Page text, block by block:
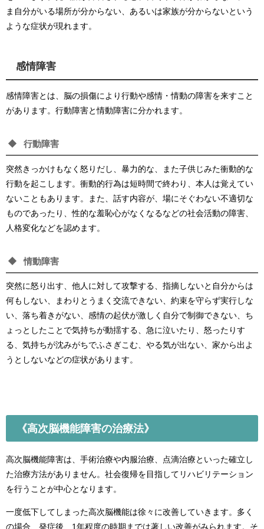
ま自分がいる場所が分からない、あるいは家族が分からないという
ような症状が現れます。
感情障害
感情障害とは、脳の損傷により行動や感情・情動の障害を来すこと
があります。行動障害と情動障害に分かれます。
行動障害
突然きっかけもなく怒りだし、暴力的な、また子供じみた衝動的な
行動を起こします。衝動的行為は短時間で終わり、本人は覚えてい
ないこともあります。また、話す内容が、場にそぐわない不適切な
ものであったり、性的な羞恥心がなくなるなどの社会活動の障害、
人格変化などを認めます。
情動障害
突然に怒り出す、他人に対して攻撃する、指摘しないと自分からは
何もしない、まわりとうまく交流できない、約束を守らず実行しな
い、落ち着きがない、感情の起伏が激しく自分で制御できない、ち
ょっとしたことで気持ちが動揺する、急に泣いたり、怒ったりす
る、気持ちが沈みがちでふさぎこむ、やる気が出ない、家から出よ
うとしないなどの症状があります。
《高次脳機能障害の治療法》
高次脳機能障害は、手術治療や内服治療、点滴治療といった確立し
た治療方法がありません。社会復帰を目指してリハビリテーション
を行うことが中心となります。
一度低下してしまった高次脳機能は徐々に改善していきます。多く
の場合、発症後、1年程度の時期までは著しい改善がみられます。そ